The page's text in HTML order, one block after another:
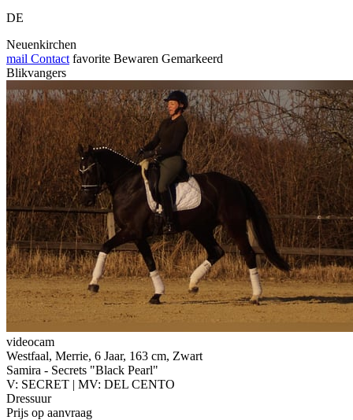
DE
Neuenkirchen
mail Contact favorite Bewaren Gemarkeerd
Blikvangers
videocam
Westfaal, Merrie, 6 Jaar, 163 cm, Zwart
Samira - Secrets "Black Pearl"
V: SECRET | MV: DEL CENTO
Dressuur
Prijs op aanvraag